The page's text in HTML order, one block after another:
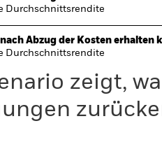
Durchschnittsrendite
nach Abzug der Kosten erhalten
Durchschnittsrendite
zeigt,